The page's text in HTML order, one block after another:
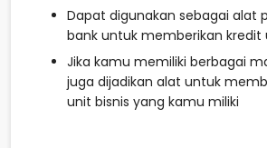
Dapat digunakan sebagai alat
bank untuk memberikan kredit
Jika kamu memiliki berbagai
juga dijadikan alat untuk
unit bisnis yang kamu miliki